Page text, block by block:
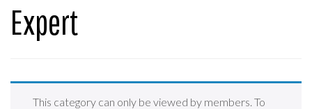
Expert
This category can only be viewed by members. To